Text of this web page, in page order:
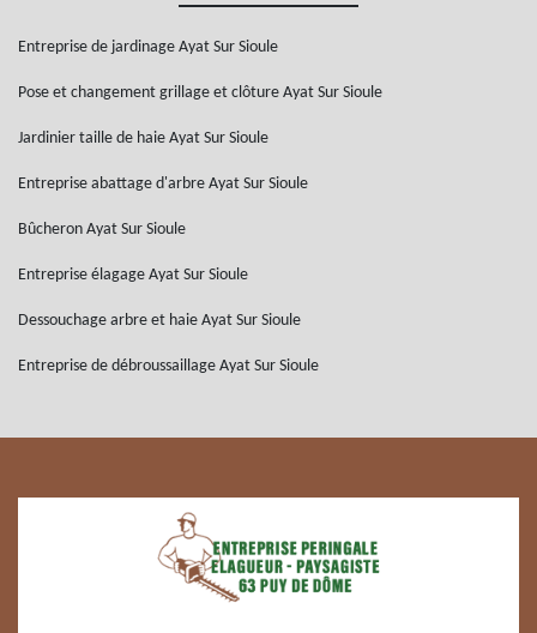
Entreprise de jardinage Ayat Sur Sioule
Pose et changement grillage et clôture Ayat Sur Sioule
Jardinier taille de haie Ayat Sur Sioule
Entreprise abattage d'arbre Ayat Sur Sioule
Bûcheron Ayat Sur Sioule
Entreprise élagage Ayat Sur Sioule
Dessouchage arbre et haie Ayat Sur Sioule
Entreprise de débroussaillage Ayat Sur Sioule